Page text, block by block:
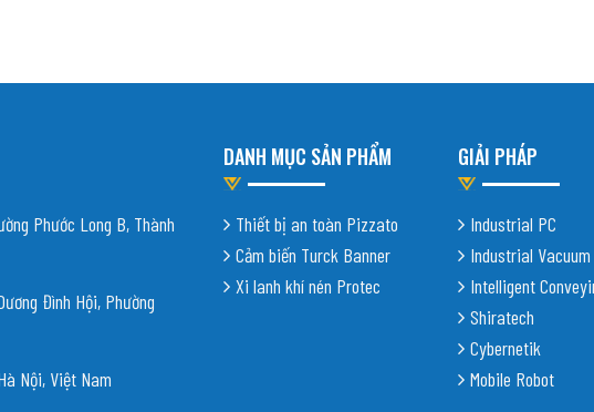
Phước Long B, Thành
Đình Hội, Phường
Nội, Việt Nam
DANH MỤC SẢN PHẨM
Thiết bị an toàn Pizzato
Cảm biến Turck Banner
Xi lanh khí nén Protec
GIẢI PHÁP
Industrial PC
Industrial
Intelligent
Shiratech
Cybernetik
Mobile Robot